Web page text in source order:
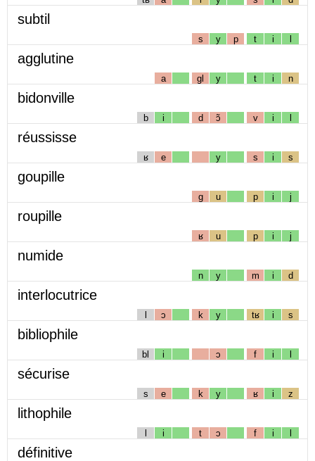
subtil
s y p t i l
agglutine
a gl y t i n
bidonville
b i d ɔ̃ v i l
réussisse
ʁ e y s i s
goupille
g u p i j
roupille
ʁ u p i j
numide
n y m i d
interlocutrice
l ɔ k y tʁ i s
bibliophile
bl i ɔ f i l
sécurise
s e k y ʁ i z
lithophile
l i t ɔ f i l
définitive